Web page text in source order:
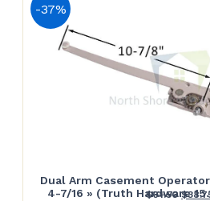
-37%
Dual Arm Casement Operator
4-7/16 » (Truth Hardware
$61.50 Le
$